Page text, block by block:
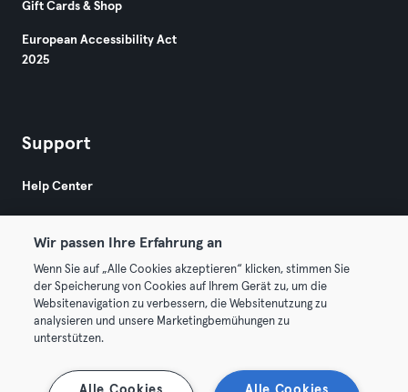
Gift Cards & Shop
European Accessibility Act
2025
Support
Help Center
© 2026 Urban Sports Group GmbH. All rights reserved.
Terms & Conditions
Terminate contracts here Withdraw contracts here
Wir passen Ihre Erfahrung an
Wenn Sie auf „Alle Cookies akzeptieren“ klicken, stimmen Sie
der Speicherung von Cookies auf Ihrem Gerät zu, um die
Websitenavigation zu verbessern, die Websitenutzung zu
analysieren und unsere Marketingbemühungen zu
unterstützen.